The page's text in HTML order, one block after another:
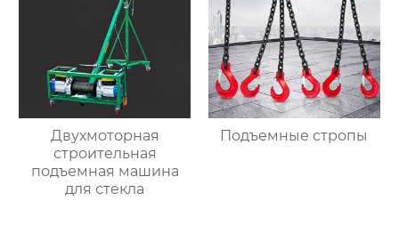
Двухмоторная
строительная
подъемная машина
для стекла
Подъемные стропы